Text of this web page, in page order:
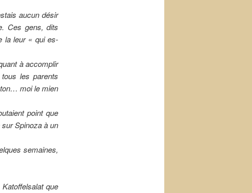
aucun désir
Ces gens, dits
la leur « qui es-
à accomplir
les parents
moi le mien
point que
Spinoza à un
semaines,
que